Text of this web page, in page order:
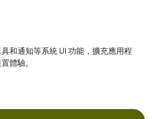
和通知等系統 UI 功能，擴充應用程
體驗。